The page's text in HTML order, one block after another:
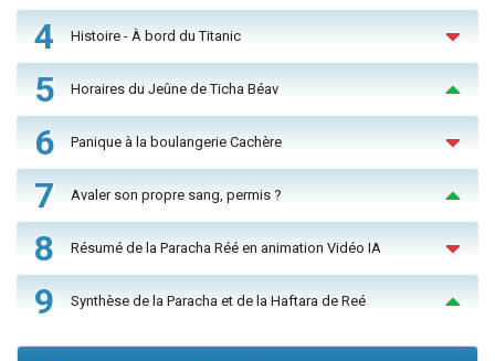
4 Histoire - À bord du Titanic
5 Horaires du Jeûne de Ticha Béav
6 Panique à la boulangerie Cachère
7 Avaler son propre sang, permis ?
8 Résumé de la Paracha Réé en animation Vidéo IA
9 Synthèse de la Paracha et de la Haftara de Reé